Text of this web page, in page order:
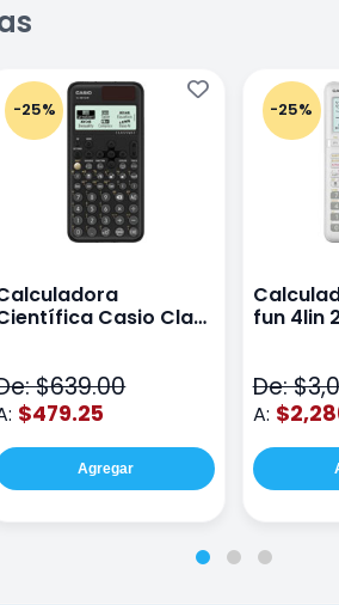
-25%
Casio Class
$639.00
$479.25
Agregar
-25%
fun 4lin
De:
A: